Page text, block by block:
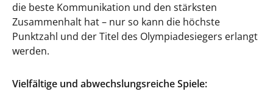
die beste Kommunikation und den stärksten
Zusammenhalt hat – nur so kann die höchste
Punktzahl und der Titel des Olympiadesiegers erlangt
werden.
Vielfältige und abwechslungsreiche Spiele: